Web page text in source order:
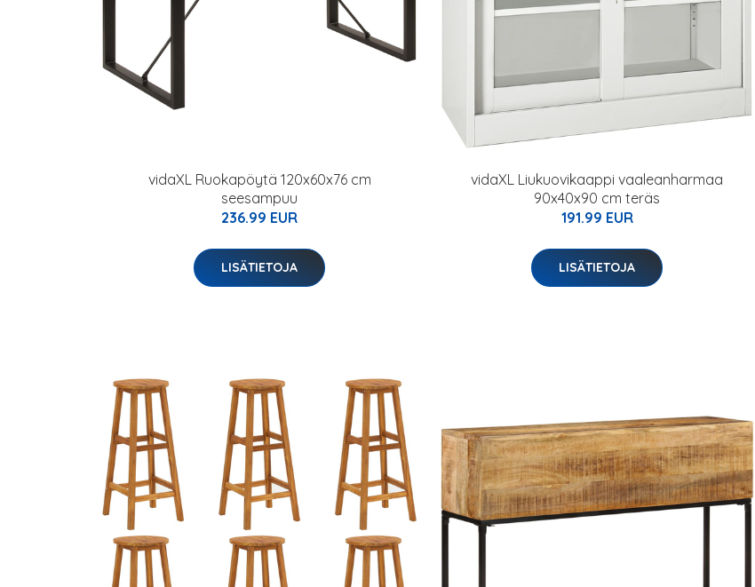
vidaXL Ruokapöytä 120x60x76 cm
seesampuu
236.99 EUR
LISÄTIETOJA
vidaXL Liukuovikaappi vaaleanharmaa
90x40x90 cm teräs
191.99 EUR
LISÄTIETOJA